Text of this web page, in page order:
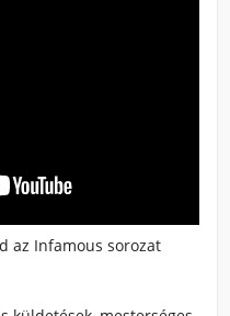
az Infamous sorozat